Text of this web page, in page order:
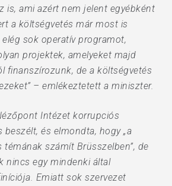
is, ami azért nem jelent egyébként
a költségvetés már most is
sok operatív programot,
projektek, amelyeket majd
finanszírozunk, de a költségvetés
– emlékeztetett a miniszter.
Intézet korrupciós
beszélt, és elmondta, hogy „a
témának számít Brüsszelben”, de
nincs egy mindenki által
Emiatt sok szervezet